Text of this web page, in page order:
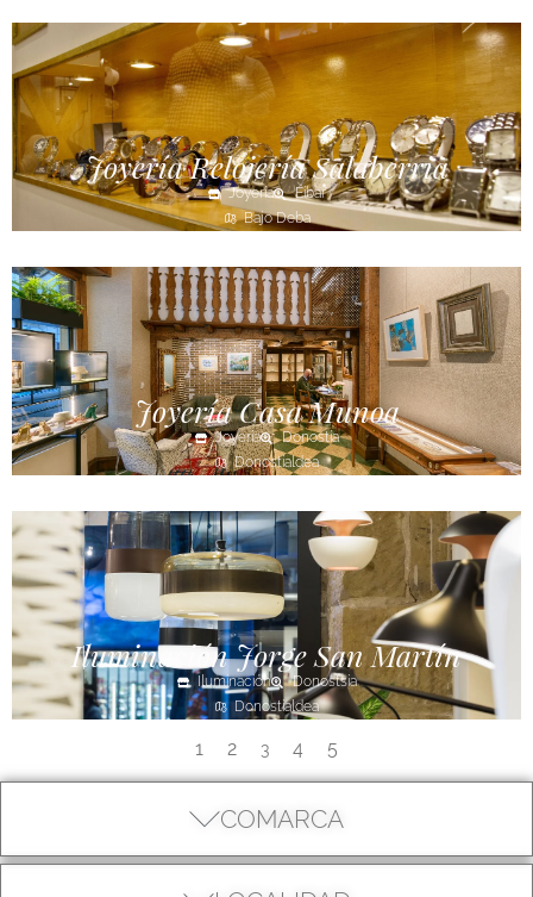
COMARCA
Joyería Relojería Salaberria
Joyería
Eibar
Bajo Deba
Joyería Casa Munoa
Joyería
Donostia
Donostialdea
Iluminación Jorge San Martín
Iluminación
Donostsia
Donostialdea
1 2 3 4 5